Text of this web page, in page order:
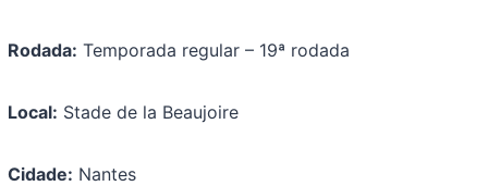
Rodada: Temporada regular – 19ª rodada
Local: Stade de la Beaujoire
Cidade: Nantes